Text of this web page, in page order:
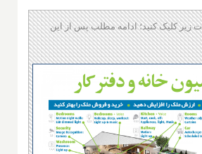
زیر کلیک کنید؛ ادامه مطلب پس از این